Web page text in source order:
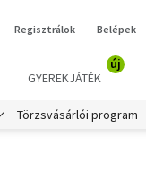
Regisztrálok Belépek
GYEREKJÁTÉK
új
Törzsvásárlói program